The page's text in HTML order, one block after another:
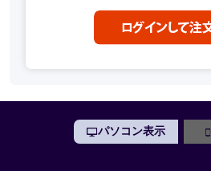
パソコン表示